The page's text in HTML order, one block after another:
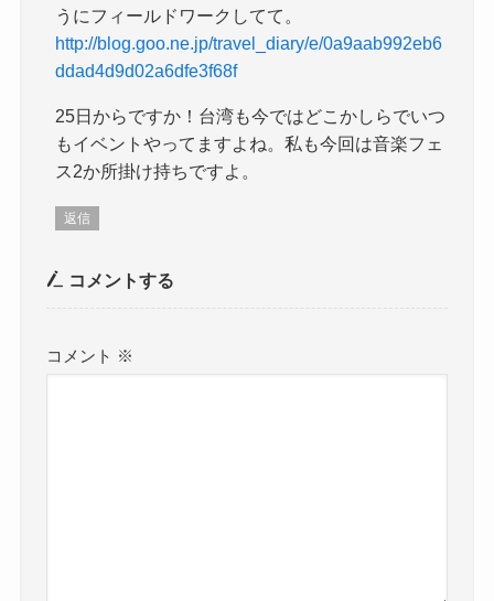
うにフィールドワークしてて。
http://blog.goo.ne.jp/travel_diary/e/0a9aab992eb6
ddad4d9d02a6dfe3f68f
25日からですか！台湾も今ではどこかしらでいつ
もイベントやってますよね。私も今回は音楽フェ
ス2か所掛け持ちですよ。
返信
コメントする
コメント ※